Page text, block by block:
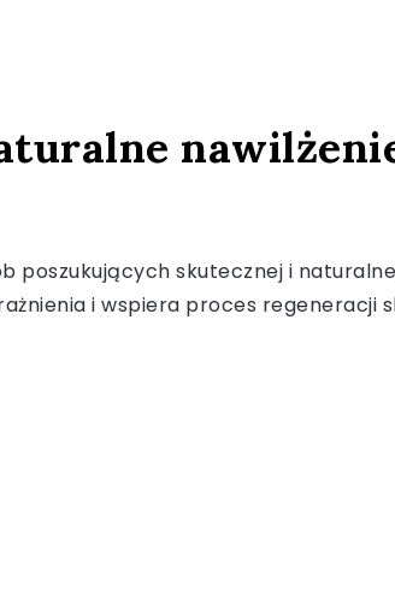
poszukujących skutecznej i
i wspiera proces regeneracji